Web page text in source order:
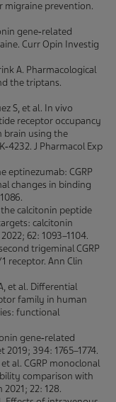
migraine prevention.
gene‑related
Curr Opin Investig
A. Pharmacological
the triptans.
S, et al. In vivo
receptor occupancy
brain using the
J Pharmacol Exp
eptinezumab: CGRP
changes in binding
the calcitonin peptide
calcitonin
62: 1093–1104.
trigeminal CGRP
receptor. Ann Clin
et al. Differential
family in human
functional
gene‑related
394: 1765–1774.
al. CGRP monoclonal
comparison with
22: 128.